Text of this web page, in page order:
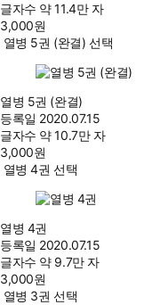
글자수 약 11.4만 자
3,000원
열병 5권 (완결) 선택
열병 5권 (완결)
등록일 2020.07.15
글자수 약 10.7만 자
3,000원
열병 4권 선택
열병 4권
등록일 2020.07.15
글자수 약 9.7만 자
3,000원
열병 3권 선택